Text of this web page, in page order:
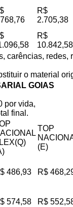
R$
2.705,38
R$
10.842,58
carências,
o material
GOIAS
por vida,
final.
TOP
(E)
486,93 R$
574,58 R$